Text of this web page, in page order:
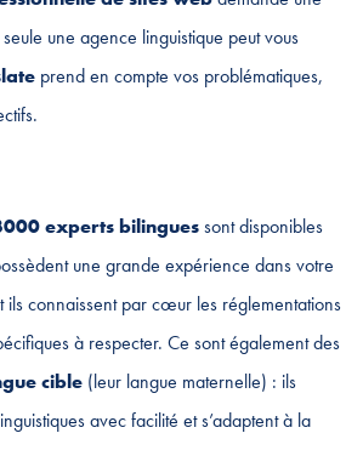
une agence linguistique peut vous
prend en compte vos problématiques,
experts bilinguessont disponibles
une grande expérience dans votre
ils connaissent par cœur les réglementations
à respecter. Ce sont également des
cible (leur langue maternelle) : ils
avec facilité et s’adaptent à la